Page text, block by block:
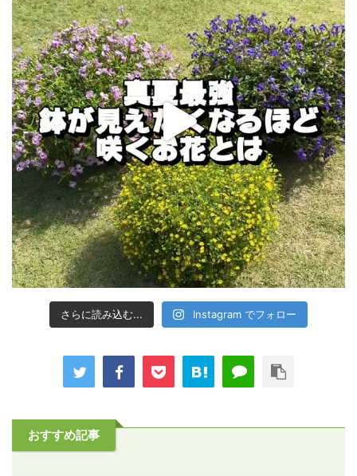
さらに読み込む... Instagram でフォロー
おすすめ記事